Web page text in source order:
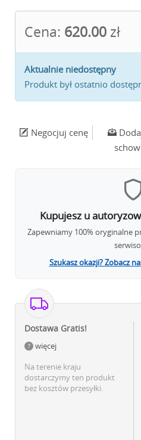
Cena: 620.00 zł
Aktualnie niedostępny
Produkt był ostatnio
Negocjuj cenę
Kupujesz u
Zapewniamy 100% oryginalne
Szukasz okazji? Zobacz
Dostawa Gratis!
więcej
Na terenie kraju
dostarczymy ten produkt
bez kosztów przesyłki.